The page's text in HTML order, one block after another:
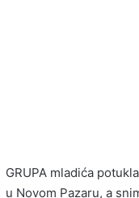
GRUPA mladića
u Novom Pazaru, a